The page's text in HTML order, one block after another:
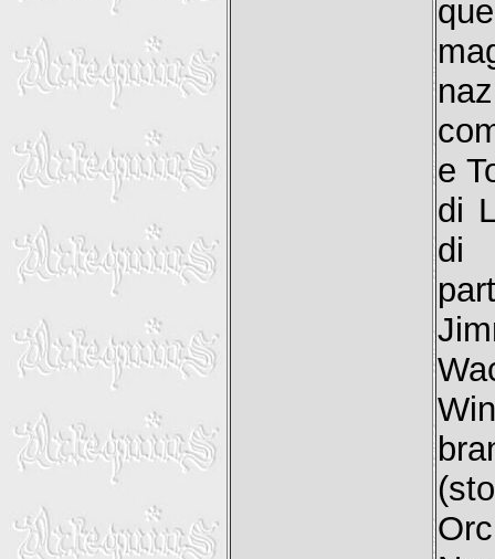
e
di
di